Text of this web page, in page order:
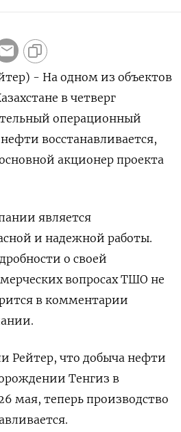
- На одном из объектов
в четверг
операционный
восстанавливается,
акционер ‌проекта
является
‌и надежной работы.
о своей
вопросах TШO не
​в комментарии
Рейтер, ​что добыча нефти
Тенгиз в
мая, теперь производство